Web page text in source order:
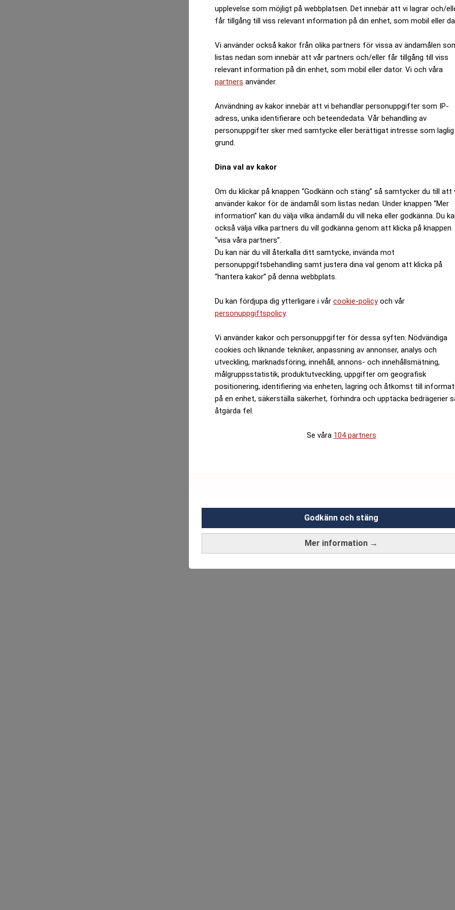
upplevelse som möjligt på webbplatsen. Det innebär att vi lagrar och/
får tillgång till viss relevant information på din enhet, som mobil eller
Vi använder också kakor från olika partners för vissa av ändamålen
listas nedan som innebär att vår partners och/eller får tillgång till viss
relevant information på din enhet, som mobil eller dator. Vi och våra
partners använder.
Användning av kakor innebär att vi behandlar personuppgifter som IP-
adress, unika identifierare och beteendedata. Vår behandling av
personuppgifter sker med samtycke eller berättigat intresse som laglig
grund.
Dina val av kakor
Om du klickar på knappen “Godkänn och stäng” så samtycker du till att
använder kakor för de ändamål som listas nedan. Under knappen “Mer
information” kan du välja vilka ändamål du vill neka eller godkänna. Du
också välja vilka partners du vill godkänna genom att klicka på knappen
“visa våra partners”.
Du kan när du vill återkalla ditt samtycke, invända mot
personuppgiftsbehandling samt justera dina val genom att klicka på
“hantera kakor” på denna webbplats.
Du kan fördjupa dig ytterligare i vår cookie-policyoch vår
personuppgiftspolicy.
Vi använder kakor och personuppgifter för dessa syften: Nödvändiga
cookies och liknande tekniker, anpassning av annonser, analys och
utveckling, marknadsföring, innehåll, annons- och innehållsmätning,
målgruppsstatistik, produktutveckling, uppgifter om geografisk
positionering, identifiering via enheten, lagring och åtkomst till
på en enhet, säkerställa säkerhet, förhindra och upptäcka bedrägerier
åtgärda fel.
Se våra 104 partners
Mer information →
Godkänn och stäng